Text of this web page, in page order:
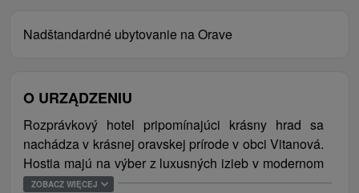
Nadštandardné ubytovanie na Orave
O URZĄDZENIU
Rozprávkový hotel pripomínajúci krásny hrad sa
nachádza v krásnej oravskej prírode v obci Vitanová.
Hostia majú na výber z luxusných izieb v modernom
a drevenom štýle. Všetky izby sú vybavené
ZOBACZ WIĘCEJ